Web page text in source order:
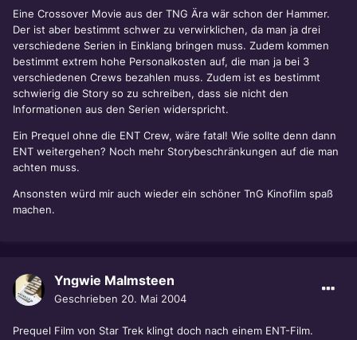
Eine Crossover Movie aus der TNG Ära wär schon der Hammer.
Der ist aber bestimmt schwer zu verwirklichen, da man ja drei
verschiedene Serien in Einklang bringen muss. Zudem kommen
bestimmt extrem hohe Personalkosten auf, die man ja bei 3
verschiedenen Crews bezahlen muss. Zudem ist es bestimmt
schwierig die Story so zu schreiben, dass sie nicht den
Informationen aus den Serien widerspricht.
Ein Prequel ohne die ENT Crew, wäre fatal! Wie sollte denn dann
ENT weitergehen? Noch mehr Storybeschränkungen auf die man
achten muss.
Ansonsten würd mir auch wieder ein schöner TnG Kinofilm spaß
machen.
Yngwie Malmsteen
Geschrieben 20. Mai 2004
Prequel Film von Star Trek klingt doch nach einem ENT-Film.